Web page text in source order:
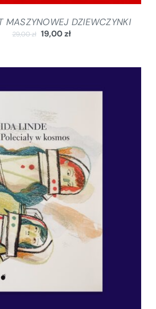
MASZYNOWEJ DZIEWCZYNKI
29,00zł 19,00zł
DO KOSZYKA / SZCZEGÓŁY